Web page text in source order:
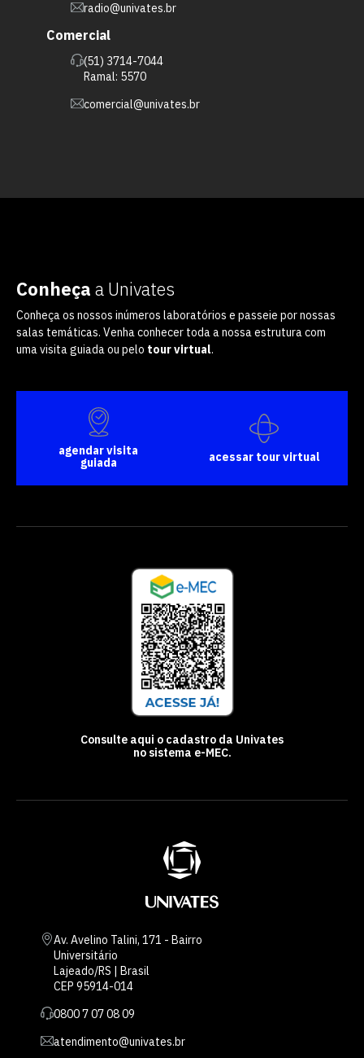
radio@univates.br
Comercial
(51) 3714-7044
Ramal: 5570
comercial@univates.br
Conheça a Univates
Conheça os nossos inúmeros laboratórios e passeie por nossas
salas temáticas. Venha conhecer toda a nossa estrutura com
uma visita guiada ou pelo tour virtual.
agendar visita
guiada
acessar tour virtual
Consulte aqui o cadastro da Univates
no sistema e-MEC.
Av. Avelino Talini, 171 - Bairro
Universitário
Lajeado/RS | Brasil
CEP 95914-014
0800 7 07 08 09
atendimento@univates.br